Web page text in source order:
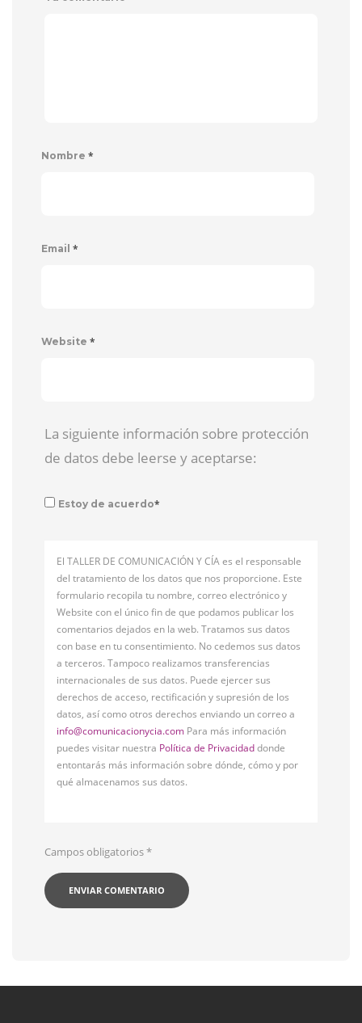
Nombre *
Email *
Website *
La siguiente información sobre protección
de datos debe leerse y aceptarse:
Estoy de acuerdo*
El TALLER DE COMUNICACIÓN Y CÍA es el responsable
del tratamiento de los datos que nos proporcione. Este
formulario recopila tu nombre, correo electrónico y
Website con el único fin de que podamos publicar los
comentarios dejados en la web. Tratamos sus datos
con base en tu consentimiento. No cedemos sus datos
a terceros. Tampoco realizamos transferencias
internacionales de sus datos. Puede ejercer sus
derechos de acceso, rectificación y supresión de los
datos, así como otros derechos enviando un correo a
info@comunicacionycia.com Para más información
puedes visitar nuestra Política de Privacidaddonde
entontarás más información sobre dónde, cómo y por
qué almacenamos sus datos.
Campos obligatorios*